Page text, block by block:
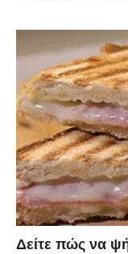
Δείτε πώς να